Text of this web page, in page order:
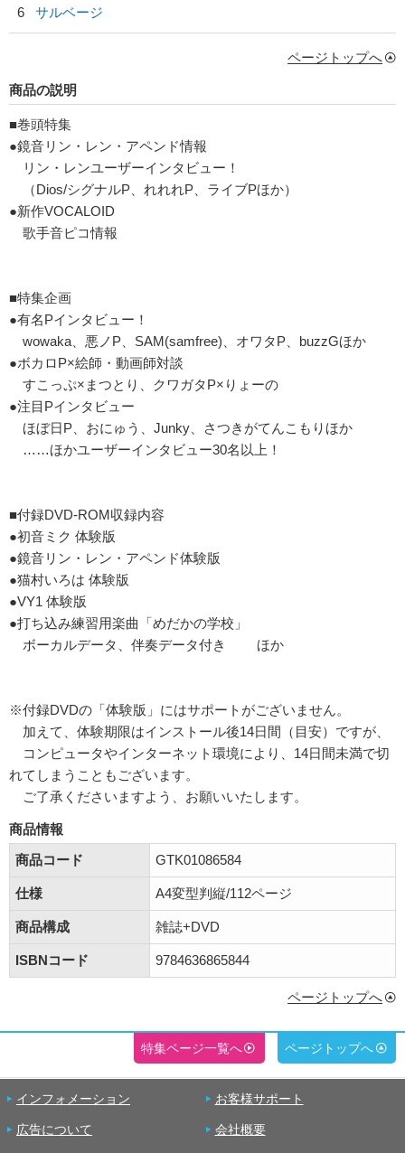
6
サルベージ
ページトップへ
商品の説明
■巻頭特集
●鏡音リン・レン・アペンド情報
リン・レンユーザーインタビュー！
（Dios/シグナルP、れれれP、ライブPほか）
●新作VOCALOID
歌手音ピコ情報
■特集企画
●有名Pインタビュー！
wowaka、悪ノP、SAM(samfree)、オワタP、buzzGほか
●ボカロP×絵師・動画師対談
すこっぷ×まつとり、クワガタP×りょーの
●注目Pインタビュー
ほぼ日P、おにゅう、Junky、さつきがてんこもりほか
……ほかユーザーインタビュー30名以上！
■付録DVD-ROM収録内容
●初音ミク 体験版
●鏡音リン・レン・アペンド体験版
●猫村いろは 体験版
●VY1 体験版
●打ち込み練習用楽曲「めだかの学校」
ボーカルデータ、伴奏データ付き ほか
※付録DVDの「体験版」にはサポートがございません。
加えて、体験期限はインストール後14日間（目安）ですが、
コンピュータやインターネット環境により、14日間未満で切
れてしまうこともございます。
ご了承くださいますよう、お願いいたします。
商品情報
商品コード
GTK01086584
仕様 A4変型判縦/112ページ
商品構成 雑誌+DVD
ISBNコード 9784636865844
ページトップへ
特集ページ一覧へ ページトップへ
インフォメーション お客様サポート
広告について 会社概要